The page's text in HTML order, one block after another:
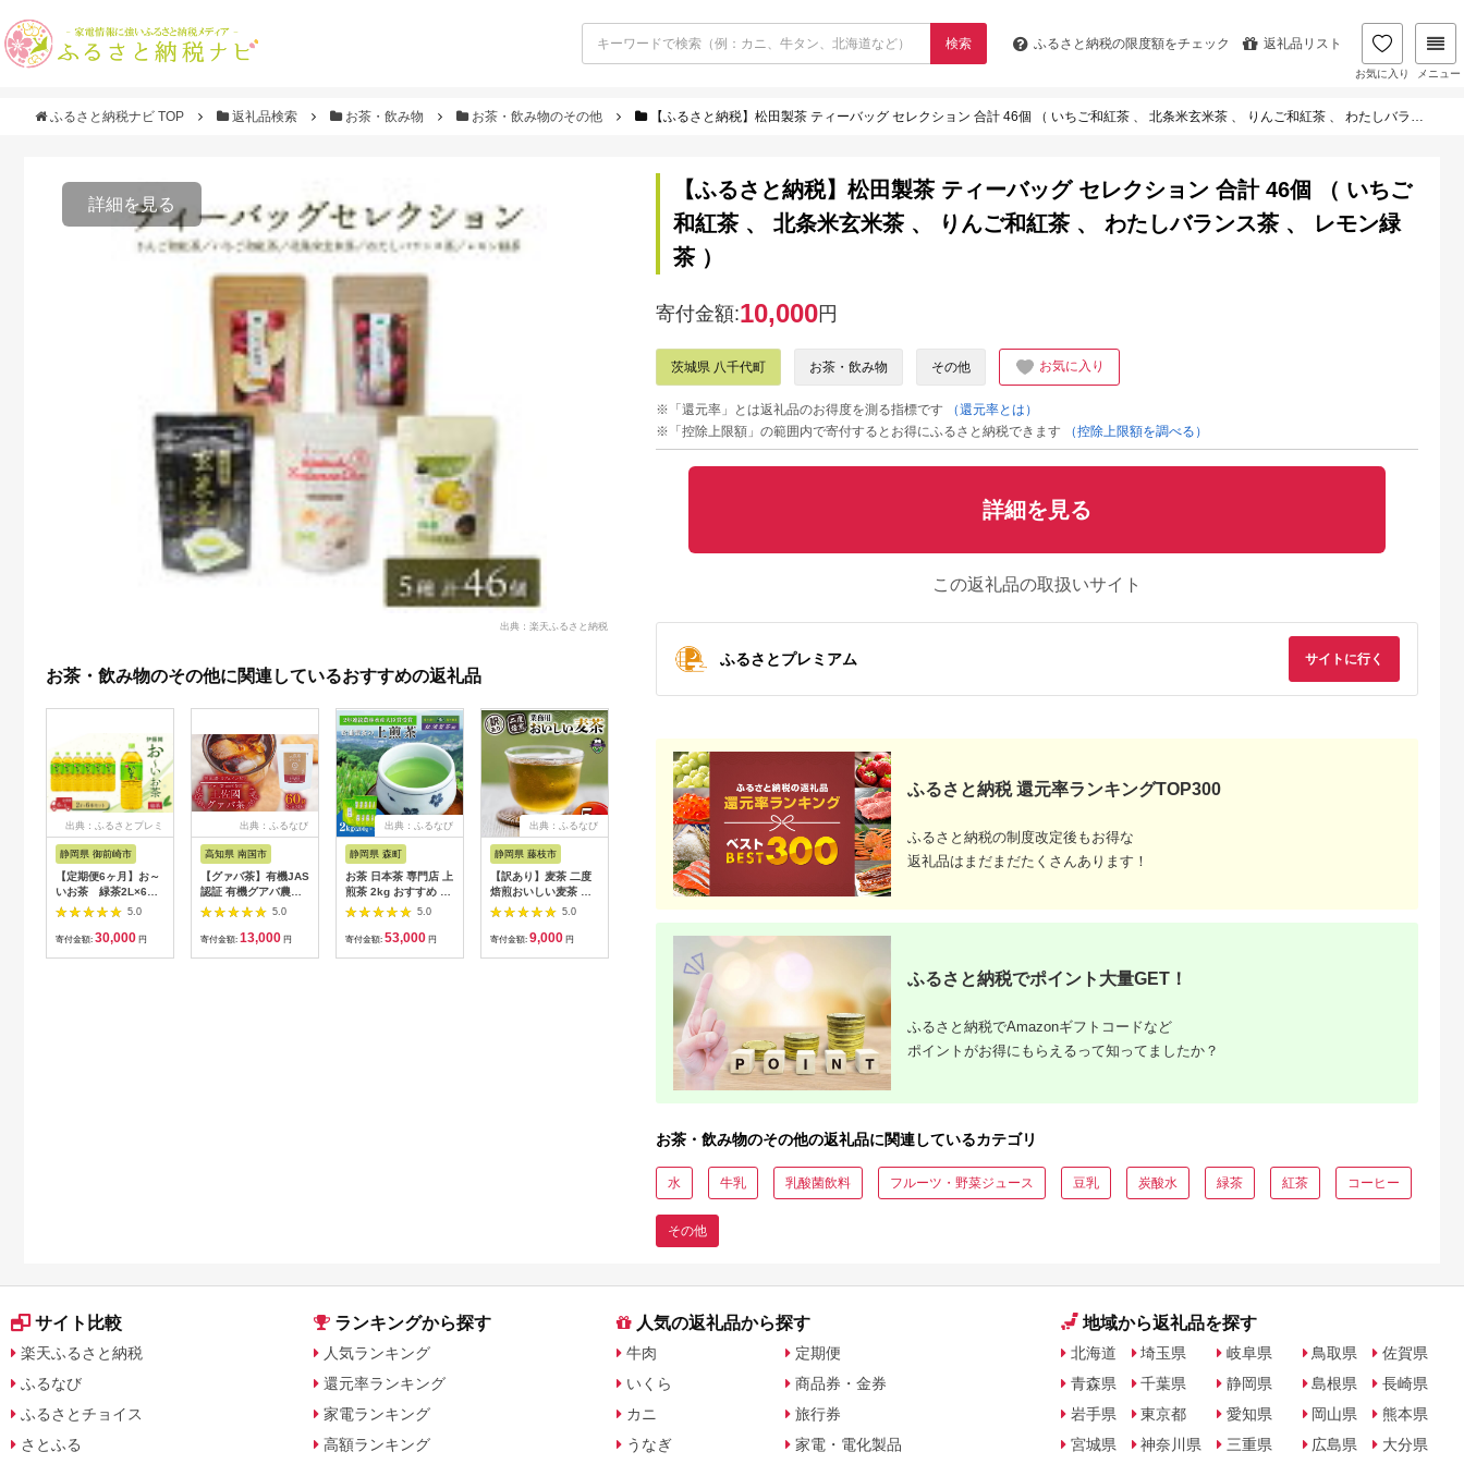
検索 ふるさと納税の限度額をチェック 返礼品リスト
お気に入り メニュー
ふるさと納税ナビ TOP 返礼品検索 お茶・飲み物 お茶・飲み物のその他 【ふるさと納税】松田製茶 ティーバッグ セレクション 合計 46個 （ いちご和紅茶 、 北条米玄米茶 、 りんご和紅茶 、 わたしバランス茶 、 レモン緑茶 ）
詳細を見る
出典：楽天ふるさと納税
お茶・飲み物のその他に関連しているおすすめの返礼品
出典：ふるさとプレミ
静岡県 御前崎市
【定期便6ヶ月】お～
いお茶 緑茶2L×6本
［おーいお茶 ペット
ボトル 2リットル ケ
ース 箱 伊藤園 静岡］
5.0
寄付金額: 30,000 円
出典：ふるなび
高知県 南国市
【グァバ茶】有機JAS
認証 有機グアバ農園
の土佐國グァバ茶
（2g×30包）国産有機
栽培の葉100％
5.0
寄付金額: 13,000 円
出典：ふるなび
静岡県 森町
お茶 日本茶 専門店 上
煎茶 2kg おすすめ お
茶
5.0
寄付金額: 53,000 円
出典：ふるなび
静岡県 藤枝市
【訳あり】麦茶 二度
焙煎おいしい麦茶 業
務用 100P×5 お茶
5.0
寄付金額: 9,000 円
出典：ふるなび
静岡県 川根本町
12-5 生粋川根茶 澤本
園 ふるさとありがと
5.0
13,000
出典：ふるなび
北海道 恵庭市
『定期便：全6回』綾
鷹2000mlPET×6本
5.0
48,500
アム
静岡県 御前崎市
いお茶 ペットボトル
5.0
福岡県 八女市
5.0
道TEA_Y037-0336
5.0
茶
【ふるさと納税】松田製茶 ティーバッグ セレクション 合計 46個 （ いちご
和紅茶 、 北条米玄米茶 、 りんご和紅茶 、 わたしバランス茶 、 レモン緑
茶 ）
寄付金額:10,000円
茨城県 八千代町 お茶・飲み物 その他 お気に入り
※「還元率」とは返礼品のお得度を測る指標です
（還元率とは）
※「控除上限額」の範囲内で寄付するとお得にふるさと納税できます
（控除上限額を調べる）
詳細を見る
この返礼品の取扱いサイト
ふるさとプレミアム サイトに行く
ふるさと納税 還元率ランキングTOP300
ふるさと納税の制度改定後もお得な
返礼品はまだまだたくさんあります！
ふるさと納税でポイント大量GET！
ふるさと納税でAmazonギフトコードなど
ポイントがお得にもらえるって知ってましたか？
お茶・飲み物のその他の返礼品に関連しているカテゴリ
水 牛乳 乳酸菌飲料 フルーツ・野菜ジュース 豆乳 炭酸水 緑茶 紅茶 コーヒー
その他
サイト比較
楽天ふるさと納税
ふるなび
ふるさとチョイス
さとふる
ランキングから探す
人気ランキング
還元率ランキング
家電ランキング
高額ランキング
人気の返礼品から探す
牛肉
いくら
カニ
うなぎ
定期便
商品券・金券
旅行券
家電・電化製品
地域から返礼品を探す
北海道
青森県
岩手県
宮城県
埼玉県
千葉県
東京都
神奈川県
岐阜県
静岡県
愛知県
三重県
鳥取県
島根県
岡山県
広島県
佐賀県
長崎県
熊本県
大分県